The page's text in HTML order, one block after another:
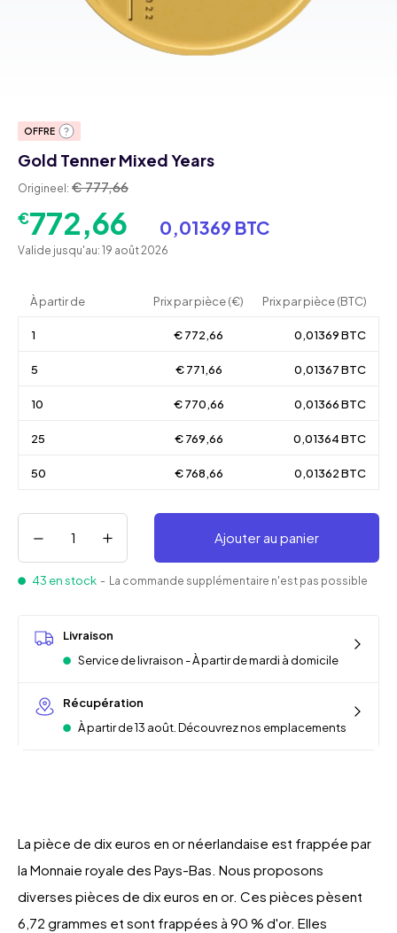
OFFRE
Gold Tenner Mixed Years
Origineel: € 777,66
€772,66 0,01369 BTC
Valide jusqu'au: 19 août 2026
À partir de Prix par pièce (€) Prix par pièce (BTC)
1 € 772,66 0,01369 BTC
5 € 771,66 0,01367 BTC
10 € 770,66 0,01366 BTC
25 € 769,66 0,01364 BTC
50 € 768,66 0,01362 BTC
Ajouter au panier
43 en stock - La commande supplémentaire n'est pas possible
Livraison
Service de livraison - À partir de mardi à domicile
Récupération
À partir de 13 août. Découvrez nos emplacements
La pièce de dix euros en or néerlandaise est frappée par
la Monnaie royale des Pays-Bas. Nous proposons
diverses pièces de dix euros en or. Ces pièces pèsent
6,72 grammes et sont frappées à 90 % d'or. Elles